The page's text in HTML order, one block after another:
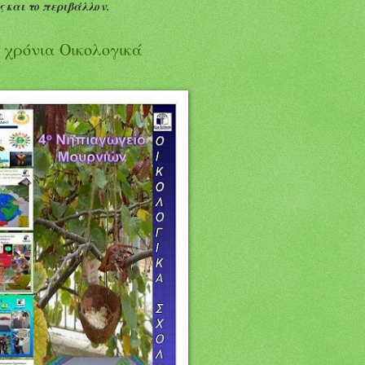
και το περιβάλλον.
Οικολογικά